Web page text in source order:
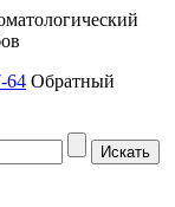
64 Обратный